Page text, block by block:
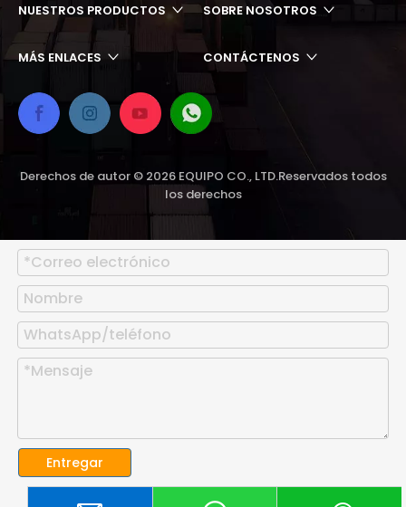
NUESTROS PRODUCTOS SOBRE NOSOTROS
MÁS ENLACES​​​​​​​ CONTÁCTENOS
Derechos de autor © 2026EQUIPO CO., LTD.Reservados todos
los derechos
Entregar